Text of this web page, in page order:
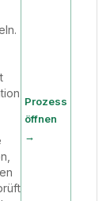
Prozess
öffnen
→